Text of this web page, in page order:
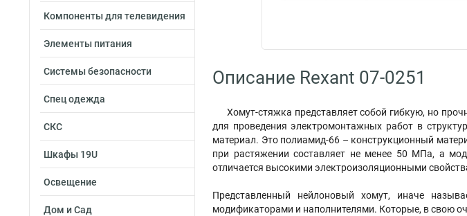
Компоненты для телевидения
Элементы питания
Системы безопасности
Спец одежда
СКС
Шкафы 19U
Освещение
Дом и Сад
Описание Rexant 07-0251
Хомут-стяжка представляет собой гибкую, но
для проведения электромонтажных работ в
материал. Это полиамид-66 – конструкционный
при растяжении составляет не менее 50 МПа, а
отличается высокими электроизоляционными
Представленный нейлоновый хомут, иначе
модификаторами и наполнителями. Которые, в свою